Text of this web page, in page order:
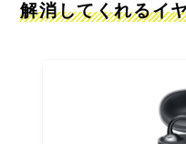
解消してくれるイ